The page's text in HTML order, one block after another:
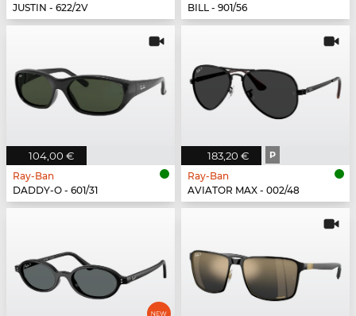
JUSTIN - 622/2V
BILL - 901/56
104,00 €
Ray-Ban
DADDY-O - 601/31
183,20 € P
Ray-Ban
AVIATOR MAX - 002/48